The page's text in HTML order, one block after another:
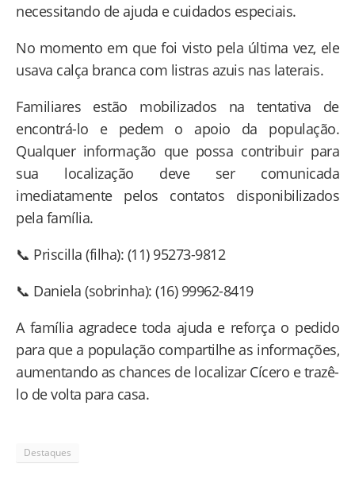
necessitando de ajuda e cuidados especiais.
No momento em que foi visto pela última vez, ele
usava calça branca com listras azuis nas laterais.
Familiares estão mobilizados na tentativa de
encontrá-lo e pedem o apoio da população.
Qualquer informação que possa contribuir para
sua localização deve ser comunicada
imediatamente pelos contatos disponibilizados
pela família.
📞 Priscilla (filha): (11) 95273-9812
📞 Daniela (sobrinha): (16) 99962-8419
A família agradece toda ajuda e reforça o pedido
para que a população compartilhe as informações,
aumentando as chances de localizar Cícero e trazê-
lo de volta para casa.
Destaques